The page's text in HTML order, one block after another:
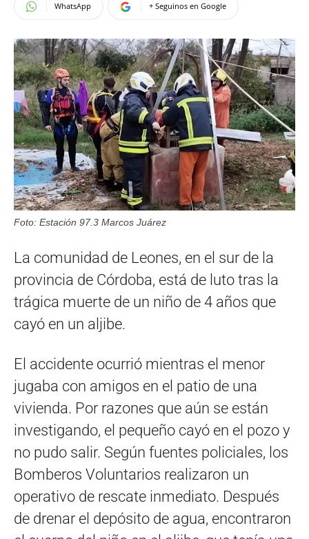
WhatsApp + Seguinos en Google
Foto: Estación 97.3 Marcos Juárez
La comunidad de Leones, en el sur de la
provincia de Córdoba, está de luto tras la
trágica muerte de un niño de 4 años que
cayó en un aljibe.
El accidente ocurrió mientras el menor
jugaba con amigos en el patio de una
vivienda. Por razones que aún se están
investigando, el pequeño cayó en el pozo y
no pudo salir. Según fuentes policiales, los
Bomberos Voluntarios realizaron un
operativo de rescate inmediato. Después
de drenar el depósito de agua, encontraron